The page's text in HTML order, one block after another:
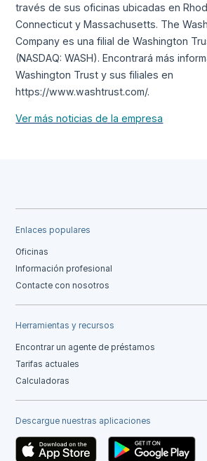
través de sus oficinas ubicadas en
Connecticut y Massachusetts. The
Company es una filial de Washington
(NASDAQ: WASH). Encontrará más
Washington Trust y sus filiales en
https://www.washtrust.com/.
Ver más noticias de la empresa
Enlaces populares
Oficinas
Información profesional
Contacte con nosotros
Herramientas y recursos
Encontrar un agente de préstamos
Tarifas actuales
Calculadoras
Descargue nuestras aplicaciones